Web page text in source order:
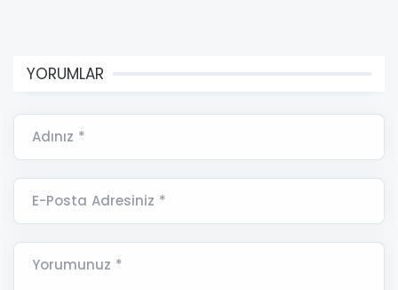
YORUMLAR
Adınız *
E-Posta Adresiniz *
Yorumunuz *